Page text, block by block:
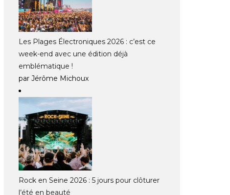
Les Plages Électroniques 2026 : c’est ce
week-end avec une édition déjà
emblématique !
par Jérôme Michoux
Rock en Seine 2026 : 5 jours pour clôturer
l’été en beauté